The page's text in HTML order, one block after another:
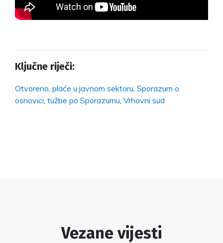
Ključne riječi:
Otvoreno plaće u javnom sektoru Sporazum o
osnovici tužbe po Sporazumu Vrhovni sud
Vezane vijesti